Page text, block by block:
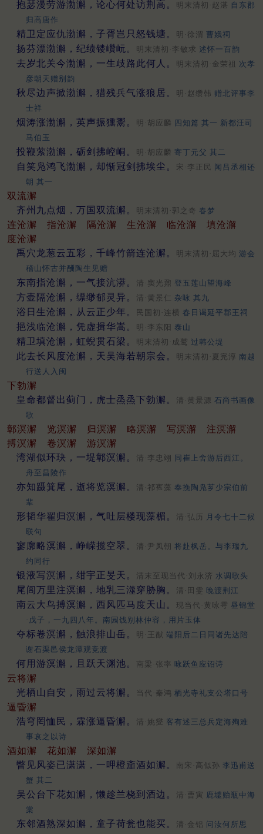
抱瑟漫劳游渤澥，论心何处访荆高。 明末清初·赵湛 自东郡
归高唐作
精卫定应仇渤澥，子胥岂只怒钱塘。 明·徐渭 曹娥祠
扬芬漂渤澥，纪绩镂巑岏。 明末清初·李敏求 述怀一百韵
去岁北关今渤澥，一生歧路此何人。 明末清初·金荣祖 次孝
彦朝天赠别韵
秋尽边声掀渤澥，猎残兵气涨狼居。 明·赵缵韩 赠北评事李
士祥
烟涛涨渤澥，英声振獯鬻。 明·胡应麟
四知篇 其一 新都汪司
马伯玉
投鞭萦渤澥，砺剑拂崆峒。 明·胡应麟 寄丁元父 其二
自笑凫鸿飞渤澥，却惭冠剑拂埃尘。 宋·李正民 闻吕丞相还
朝 其一
双流澥
齐州九点烟，万国双流澥。
明末清初·郭之奇 春梦
连沧澥 指沧澥 隔沧澥 生沧澥 临沧澥
填沧澥
度沧澥
禹穴龙葱云五彩，千峰竹箭连沧澥。
明末清初·屈大均 游会
稽山怀古并酬陶生见赠
东南指沧澥，一气接沆漭。 清·窦光鼐 登五莲山望海峰
方壶隔沧澥，缥缈郁灵异。 清·黄景仁 杂咏 其九
浴日生沧澥，从云正少年。 民国初·连横 春日谒延平郡王祠
挹浅临沧澥，凭虚揖华嵩。 明·李东阳 泰山
精卫填沧澥，虹蜺贯石梁。 明末清初·成鹫 过韩公堤
此去长风度沧澥，天吴海若朝宗会。 明末清初·夏完淳 南越
行送人入闽
下勃澥
皇命都督出蓟门，虎士烝烝下勃澥。
清·黄景源 石尚书画像
歌
鄣溟澥 览溟澥 归溟澥 略溟澥 写溟澥
注溟澥
搏溟澥
卷溟澥
游溟澥
湾湖似环玦，一堤鄣溟澥。
清·李忠翊
同崔上舍游后西江。
舟至昌陵作
亦知蹑箕尾，逝将览溟澥。 清·祁寯藻 奉挽陶凫芗少宗伯前
辈
形韬华翟归溟澥，气吐层楼现藻楣。 清·弘历 月令七十二候
联句
寥廓略溟澥，峥嵘揽空翠。 清·尹凤朝 将赴枫岳。与李瑞九
约同行
银液写溟澥，绀宇正旻天。 清末至现当代·刘永济 水调歌头
尾闾万里注溟澥，地乳三澨穿胁胸。 清·田雯 晚渡荆江
南云大鸟搏溟澥，西风匹马度天山。 现当代·黄咏雩 昼锦堂
·戊子，一九四八年。南园饯别林仲容，用片玉体
夺标卷溟澥，触浪排山岳。 明·王猷 端阳后二日同诸先达陪
谢石渠邑侯龙潭观竞渡
何用游溟澥，且跃天渊池。 南梁·张率 咏跃鱼应诏诗
云将澥
光栖山自安，雨过云将澥。
当代·秦鸿 栖光寺礼支公塔口号
逼昏澥
浩穹罔恤民，霖涨逼昏澥。
清·姚燮 客有述三总兵定海殉难
事哀之以诗
酒如澥 花如澥
深如澥
瞥见风姿已潇潇，一呷橙齑酒如澥。
南宋·高似孙 李迅甫送
蟹 其二
吴公台下花如澥，懒趁兰桡到酒边。 清·曹寅 鹿墟贻瓶中海
棠
东邻酒熟深如澥，童子荷瓮也能买。 清·金铝 问汝何所思